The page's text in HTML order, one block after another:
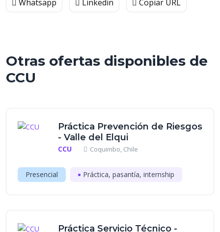
Whatsapp Linkedin Copiar URL
Otras ofertas disponibles de
CCU
Práctica Prevención de Riesgos
- Valle del Elqui
CCU Coquimbo, Chile
Presencial Práctica, pasantía, internship
Práctica Servicio Técnico -